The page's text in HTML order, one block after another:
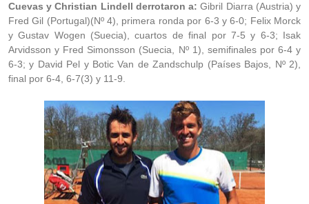
Cuevas y Christian Lindell derrotaron a: Gibril Diarra (Austria) y
Fred Gil (Portugal)(Nº 4), primera ronda por 6-3 y 6-0; Felix Morck
y Gustav Wogen (Suecia), cuartos de final por 7-5 y 6-3; Isak
Arvidsson y Fred Simonsson (Suecia, Nº 1), semifinales por 6-4 y
6-3; y David Pel y Botic Van de Zandschulp (Países Bajos, Nº 2),
final por 6-4, 6-7(3) y 11-9.